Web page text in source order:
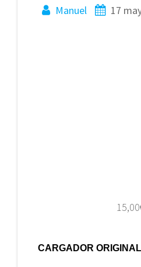
Manuel 17
15,00
CARGADOR
entradas